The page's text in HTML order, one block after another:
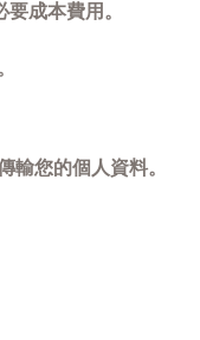
成本費用。
輸您的個人資料。